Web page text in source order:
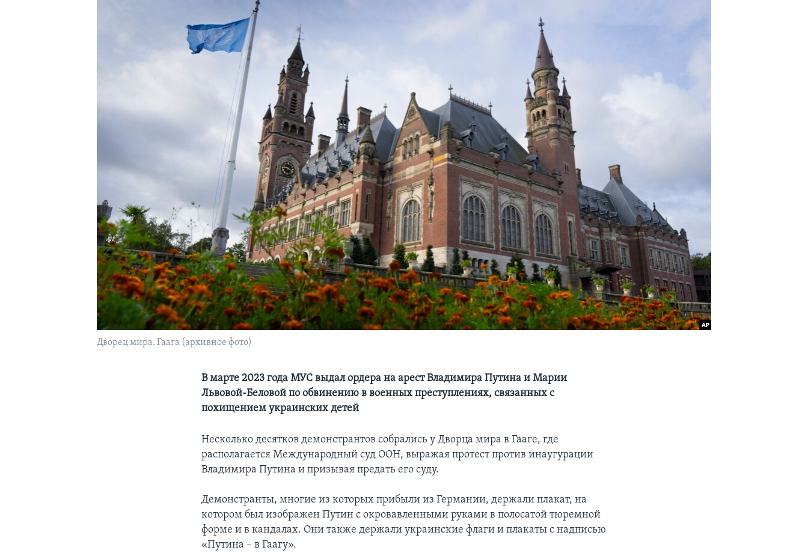
Дворец мира. Гаага (архивное фото)
В марте 2023 года МУС выдал ордера на арест Владимира Путина и Марии
Львовой-Беловой по обвинению в военных преступлениях, связанных с
похищением украинских детей
Несколько десятков демонстрантов собрались у Дворца мира в Гааге, где
располагается Международный суд ООН, выражая протест против инаугурации
Владимира Путина и призывая предать его суду.
Демонстранты, многие из которых прибыли из Германии, держали плакат, на
котором был изображен Путин с окровавленными руками в полосатой тюремной
форме и в кандалах. Они также держали украинские флаги и плакаты с надписью
«Путина – в Гаагу».